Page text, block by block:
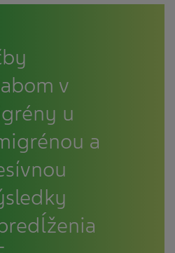
v
u
a